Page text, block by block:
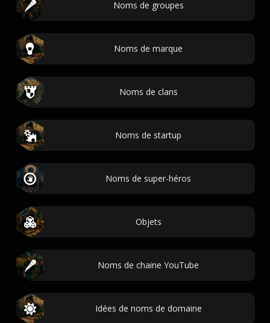
Noms de groupes
Noms de marque
Noms de clans
Noms de startup
Noms de super-héros
Objets
Noms de chaine YouTube
Idées de noms de domaine